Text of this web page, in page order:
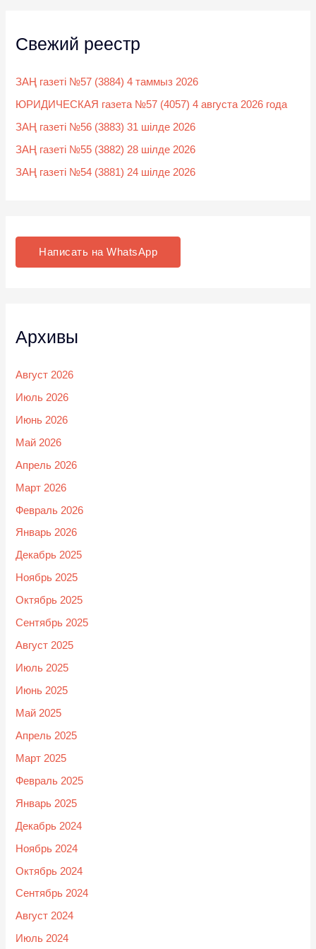
Свежий реестр
ЗАҢ газеті №57 (3884) 4 таммыз 2026
ЮРИДИЧЕСКАЯ газета №57 (4057) 4 августа 2026 года
ЗАҢ газеті №56 (3883) 31 шілде 2026
ЗАҢ газеті №55 (3882) 28 шілде 2026
ЗАҢ газеті №54 (3881) 24 шілде 2026
Написать на WhatsApp
Архивы
Август 2026
Июль 2026
Июнь 2026
Май 2026
Апрель 2026
Март 2026
Февраль 2026
Январь 2026
Декабрь 2025
Ноябрь 2025
Октябрь 2025
Сентябрь 2025
Август 2025
Июль 2025
Июнь 2025
Май 2025
Апрель 2025
Март 2025
Февраль 2025
Январь 2025
Декабрь 2024
Ноябрь 2024
Октябрь 2024
Сентябрь 2024
Август 2024
Июль 2024